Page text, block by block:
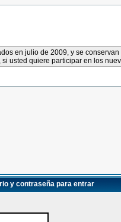
en julio de 2009, y se
usted quiere participar en los
y contraseña para entrar